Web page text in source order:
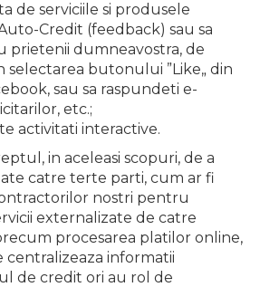
de serviciile si produsele
Credit (feedback) sau sa
prietenii dumneavostra, de
selectarea butonului ”Like„ din
sau sa raspundeti e-
etc.;
activitati interactive.
in aceleasi scopuri, de a
catre terte parti, cum ar fi
nostri pentru
externalizate de catre
procesarea platilor online,
centralizeaza informatii
de credit ori au rol de